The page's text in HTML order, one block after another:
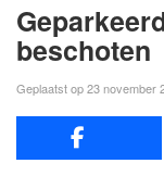
beschoten
Geplaatst op 23 november